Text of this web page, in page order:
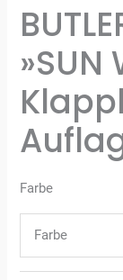
»SUN
Farbe
Farbe